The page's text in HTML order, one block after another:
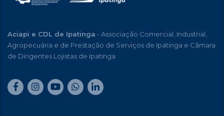
Aciapi e CDL de Ipatinga - Associação Comercial, Industrial,
Agropecuária e de Prestação de Serviços de Ipatinga e Câmara
de Dirigentes Lojistas de Ipatinga